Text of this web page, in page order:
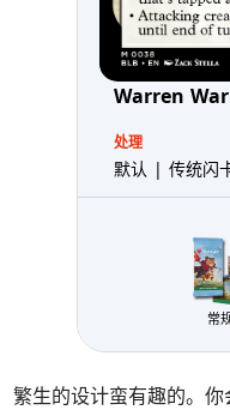
Warren
处理
默认 | 传统闪
常
繁生的设计蛮有趣的。